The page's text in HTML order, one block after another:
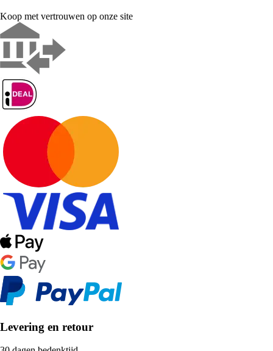
Koop met vertrouwen op onze site
Levering en retour